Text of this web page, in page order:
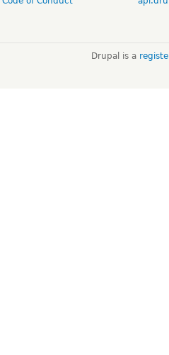
Drupal is a